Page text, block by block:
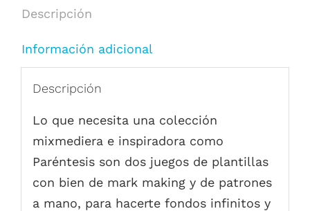
Descripción
Información adicional
Descripción
Lo que necesita una colección
mixmediera e inspiradora como
Paréntesis son dos juegos de plantillas
con bien de mark making y de patrones
a mano, para hacerte fondos infinitos y